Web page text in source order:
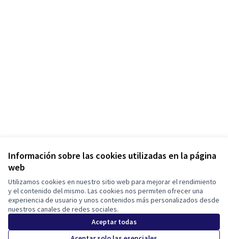
Información sobre las cookies utilizadas en la página
web
Utilizamos cookies en nuestro sitio web para mejorar el rendimiento
y el contenido del mismo. Las cookies nos permiten ofrecer una
experiencia de usuario y unos contenidos más personalizados desde
nuestros canales de redes sociales.
Aceptar todas